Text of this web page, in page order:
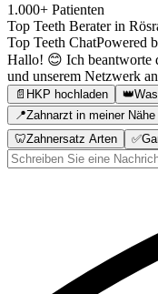
1.000+ Patienten
Top Teeth Berater in
Top Teeth ChatPowered
Hallo! 😊 Ich beantworte
und unserem Netzwerk
📄 HKP hochladen 👑
📍Zahnarzt in meiner Nähe
🦷Zahnersatz Arten ✅